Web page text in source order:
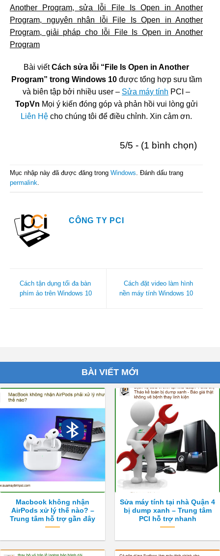
Another Program, sửa lỗi File Is Open in Another
Program, nguyên nhân lỗi File Is Open in Another
Program, giải pháp cho lỗi File Is Open in Another
Program
Bài viếtCách sửa lỗi “File Is Open in Another
Program” trong Windows 10được tổng hợp sưu tầm
và biên tập bởi nhiều user – Sửa máy tính PCI –
TopVn Mọi ý kiến đóng góp và phản hồi vui lòng gửi
Liên Hệ cho chúng tôi để điều chỉnh. Xin cảm ơn.
5/5 - (1 bình chọn)
Mục nhập này đã được đăng trong Windows . Đánh dấu trang
permalink
CÔNG TY PCI
Cách tận dụng tối đa bàn
phím ảo trên Windows 10
Cách đặt video làm hình
nền máy tính Windows 10
BÀI VIẾT MỚI
Macbook không nhận
AirPods xử lý thế nào? –
Trung tâm hỗ trợ gần đây
Sửa máy tính tại nhà Quận 4
bị dump xanh – Trung tâm
PCI hỗ trợ nhanh